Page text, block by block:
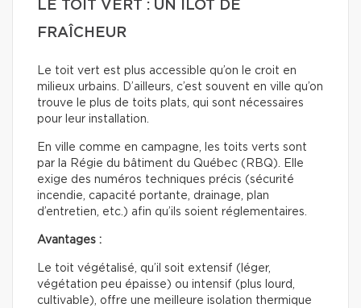
LE TOIT VERT : UN ÎLOT DE
FRAÎCHEUR
Le toit vert est plus accessible qu’on le croit en
milieux urbains. D’ailleurs, c’est souvent en ville qu’on
trouve le plus de toits plats, qui sont nécessaires
pour leur installation.
En ville comme en campagne, les toits verts sont
par la Régie du bâtiment du Québec (RBQ). Elle
exige des numéros techniques précis (sécurité
incendie, capacité portante, drainage, plan
d’entretien, etc.) afin qu’ils soient réglementaires.
Avantages :
Le toit végétalisé, qu’il soit extensif (léger,
végétation peu épaisse) ou intensif (plus lourd,
cultivable), offre une meilleure isolation thermique